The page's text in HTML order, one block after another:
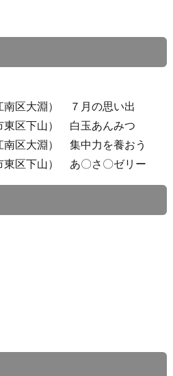
南区大淵） ７月の思い出
東区下山） 白玉あんみつ
南区大淵） 集中力を養おう
東区下山） あ〇さ〇ゼリー